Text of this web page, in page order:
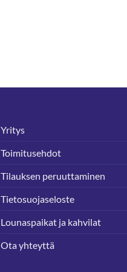
Yritys
Toimitusehdot
Tilauksen peruuttaminen
Tietosuojaseloste
Lounaspaikat ja kahvilat
Ota yhteyttä